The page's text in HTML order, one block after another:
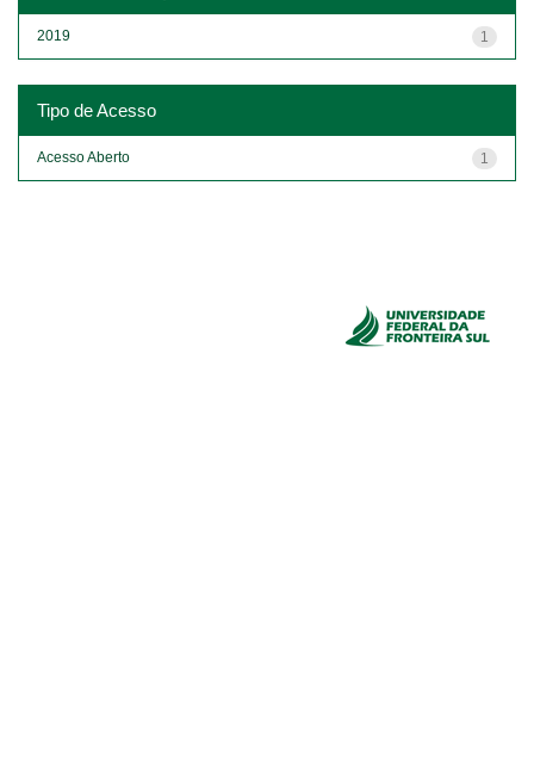
1
2019
Tipo de Acesso
1
Acesso Aberto